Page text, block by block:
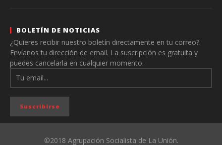
BOLETÍN DE NOTICIAS
¿Quieres recibir nuestro boletín directamente en tu correo?.
Envíanos tu dirección de email. La suscripción es gratuita y
puedes cancelarla en cualquier momento.
©2018 Agrupación Socialista de La Unión.